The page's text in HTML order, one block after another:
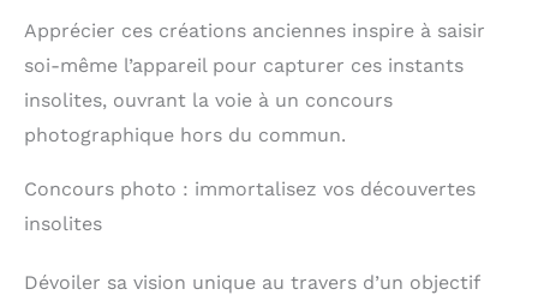
Apprécier ces créations anciennes inspire à saisir
soi-même l’appareil pour capturer ces instants
insolites, ouvrant la voie à un concours
photographique hors du commun.
Concours photo : immortalisez vos découvertes
insolites
Dévoiler sa vision unique au travers d’un objectif